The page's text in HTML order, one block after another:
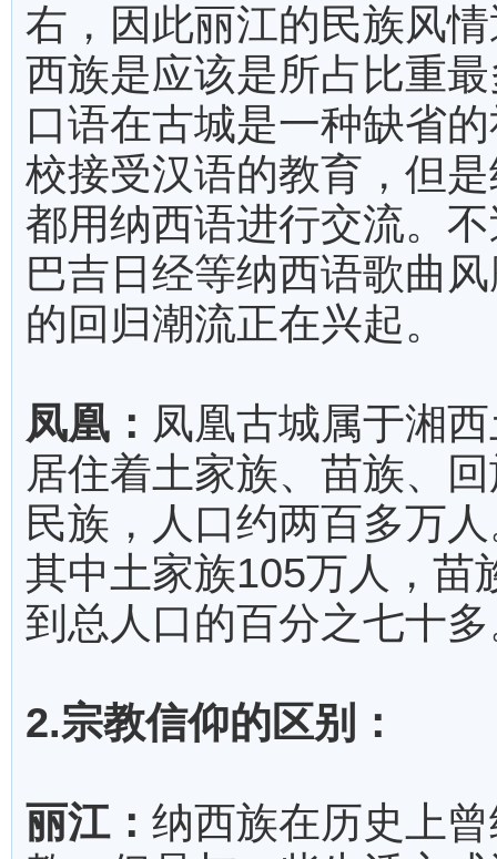
右，因此丽江的民族风
西族是应该是所占比重
口语在古城是一种缺省
校接受汉语的教育，但
都用纳西语进行交流。
巴吉日经等纳西语歌曲
的回归潮流正在兴起。
凤凰： 凤凰古城属于湘
居住着土家族、苗族、
民族，人口约两百多万
其中土家族105万人，苗
到总人口的百分之七十
2.宗教信仰的区别：
丽江： 纳西族在历史上